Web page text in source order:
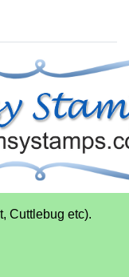
Cuttlebug etc).